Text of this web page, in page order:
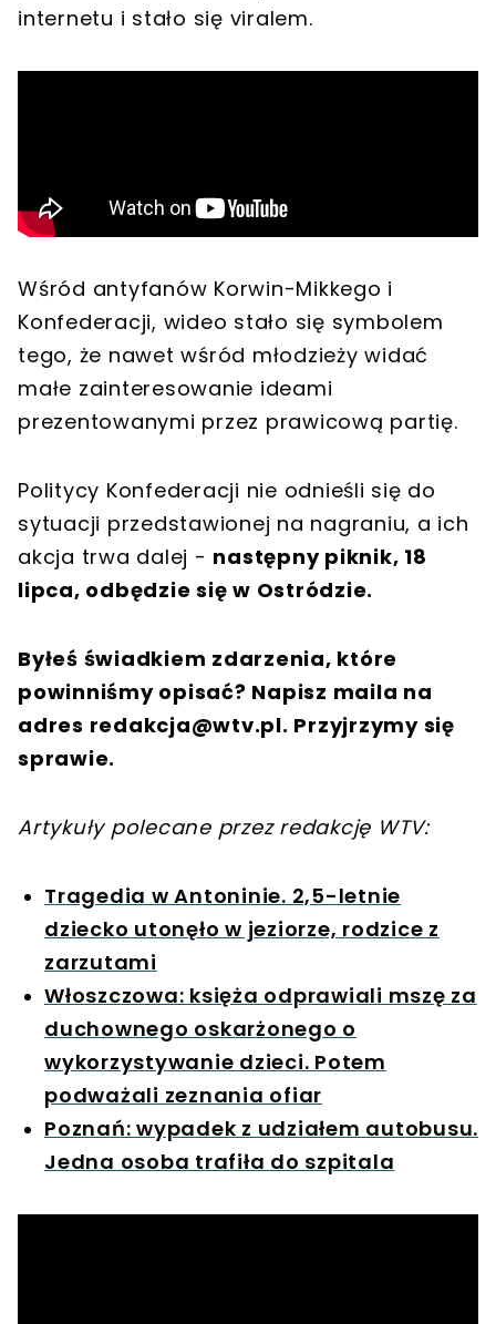
internetu i stało się viralem.
Wśród antyfanów Korwin-Mikkego i
Konfederacji, wideo stało się symbolem
tego, że nawet wśród młodzieży widać
małe zainteresowanie ideami
prezentowanymi przez prawicową partię.
Politycy Konfederacji nie odnieśli się do
sytuacji przedstawionej na nagraniu, a ich
akcja trwa dalej - następny piknik, 18
lipca, odbędzie się w Ostródzie.
Byłeś świadkiem zdarzenia, które
powinniśmy opisać? Napisz maila na
adres redakcja@wtv.pl. Przyjrzymy się
sprawie.
Artykuły polecane przez redakcję WTV:
Tragedia w Antoninie. 2,5-letnie
dziecko utonęło w jeziorze, rodzice z
zarzutami
Włoszczowa: księża odprawiali mszę za
duchownego oskarżonego o
wykorzystywanie dzieci. Potem
podważali zeznania ofiar
Poznań: wypadek z udziałem autobusu.
Jedna osoba trafiła do szpitala